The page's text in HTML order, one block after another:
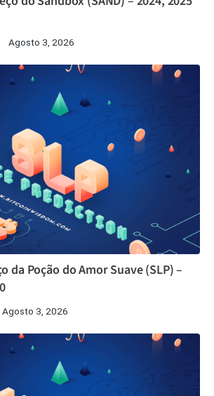
Agosto 3, 2026
da Poção do Amor Suave (SLP) –
Agosto 3, 2026